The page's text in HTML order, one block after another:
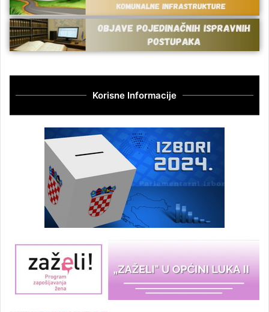
Korisne Informacije